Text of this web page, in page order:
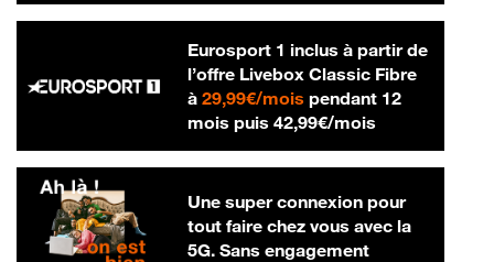
Eurosport 1 inclus à partir de
l’offre Livebox Classic Fibre
à 29,99€/mois29,99 € par mois
pendant 12
mois puis 42,99€/mois42,99 € par
Une super connexion pour
tout faire chez vous avec la
5G. Sans engagement